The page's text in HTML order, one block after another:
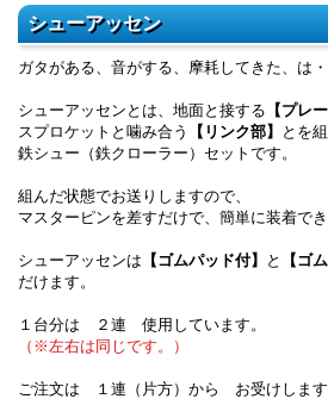
シューアッセン
ガタがある、音がする、摩耗してきた、は
シューアッセンとは、地面と接する 【プレ
スプロケットと噛み合う
【リンク部】
とを
鉄シュー（鉄クローラー）セットです。
組んだ状態でお送りしますので、
マスターピンを差すだけで、簡単に装着でき
シューアッセンは 【ゴムパッド付】 と 【ゴ
だけます。
１台分は ２連 使用しています。
（※左右は同じです。）
ご注文は １連（片方）から お受けします